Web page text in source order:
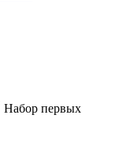
Набор первых